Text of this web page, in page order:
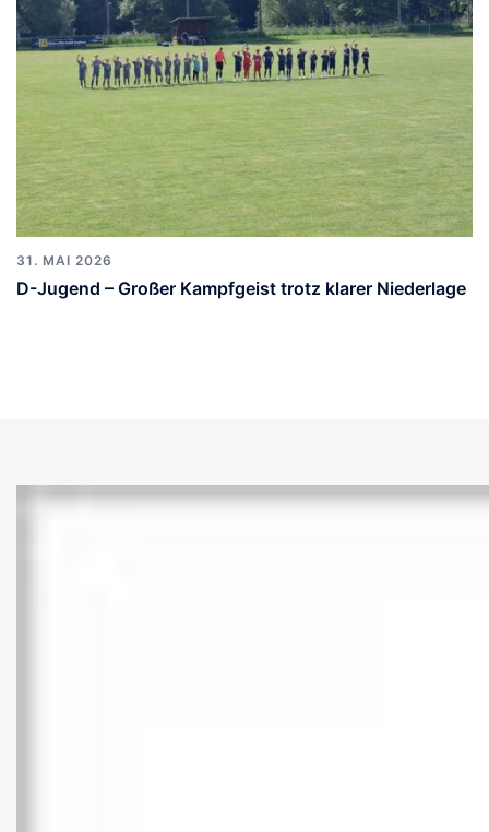
31. MAI 2026
D-Jugend – Großer Kampfgeist trotz klarer Niederlage